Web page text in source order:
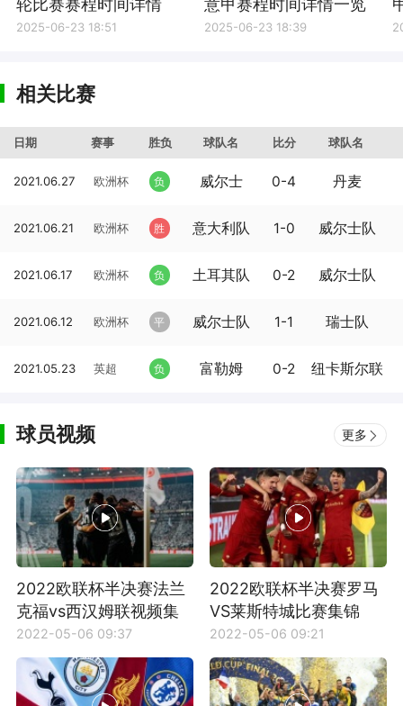
轮比赛赛程时间详情
2025-06-23 18:51
意甲赛程时间详情一览
2025-06-23 18:39
相关比赛
日期 赛事 胜负 球队名 比分 球队名
2021.06.27 欧洲杯 负 威尔士 0-4 丹麦
2021.06.21 欧洲杯 胜 意大利队 1-0 威尔士队
2021.06.17 欧洲杯 负 土耳其队 0-2 威尔士队
2021.06.12 欧洲杯 平 威尔士队 1-1 瑞士队
2021.05.23 英超 负 富勒姆 0-2 纽卡斯尔联
球员视频 更多
2022欧联杯半决赛法兰
克福vs西汉姆联视频集
锦
2022-05-06 09:37
2022欧联杯半决赛罗马
VS莱斯特城比赛集锦
2022-05-06 09:21